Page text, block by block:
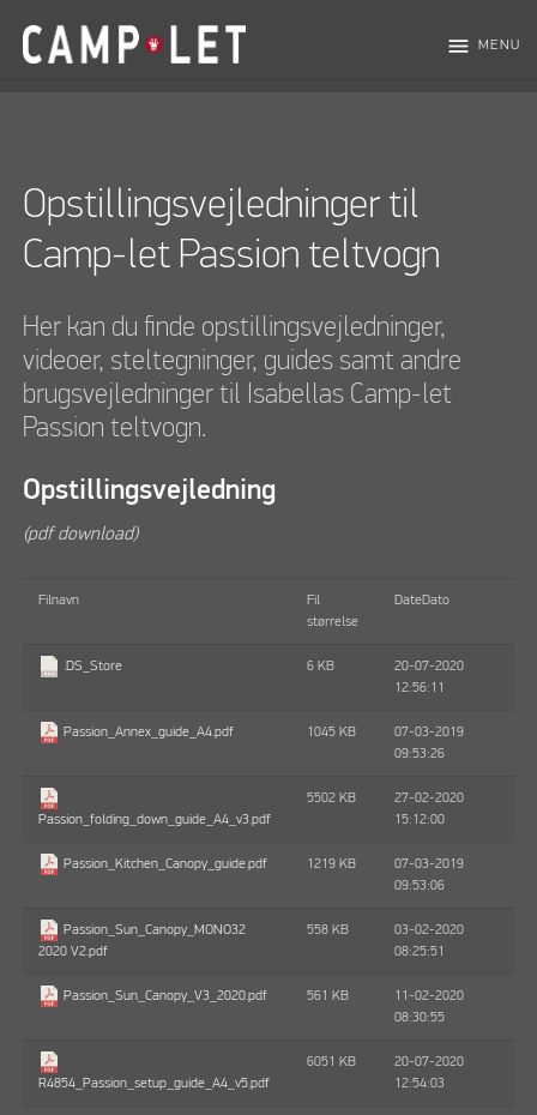
menu MENU
Opstillingsvejledninger til
Camp-let Passion teltvogn
Her kan du finde opstillingsvejledninger,
videoer, steltegninger, guides samt andre
brugsvejledninger til Isabellas Camp-let
Passion teltvogn.
Opstillingsvejledning
(pdf download)
Filnavn
Fil
størrelse
DateDato
.DS_Store 6 KB
20-07-2020
12:56:11
Passion_Annex_guide_A4.pdf 1045 KB
07-03-2019
09:53:26
Passion_folding_down_guide_A4_v3.pdf
5502 KB
27-02-2020
15:12:00
Passion_Kitchen_Canopy_guide.pdf 1219 KB
07-03-2019
09:53:06
Passion_Sun_Canopy_MONO32
2020 V2.pdf
558 KB
03-02-2020
08:25:51
Passion_Sun_Canopy_V3_2020.pdf 561 KB
11-02-2020
08:30:55
R4854_Passion_setup_guide_A4_v5.pdf
6051 KB
20-07-2020
12:54:03